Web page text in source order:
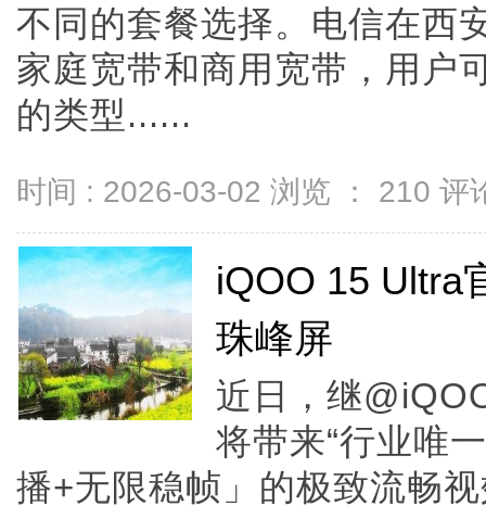
不同的套餐选择。电信在西
家庭宽带和商用宽带，用户
的类型......
时间 : 2026-03-02 浏览 ： 210 评
iQOO 15 Ultra
珠峰屏
近日，继
将带来“行业唯
播+无限稳帧」的极致流畅